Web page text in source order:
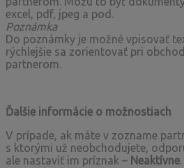
excel, pdf, jpeg a pod.
Poznámka
Do poznámky je možné vpisovať
rýchlejšie sa zorientovať pri
partnerom.
Ďalšie informácie o možnostiach
V prípade, ak máte v zozname
s ktorými už neobchodujete,
ale nastaviť im príznak – Neaktívne